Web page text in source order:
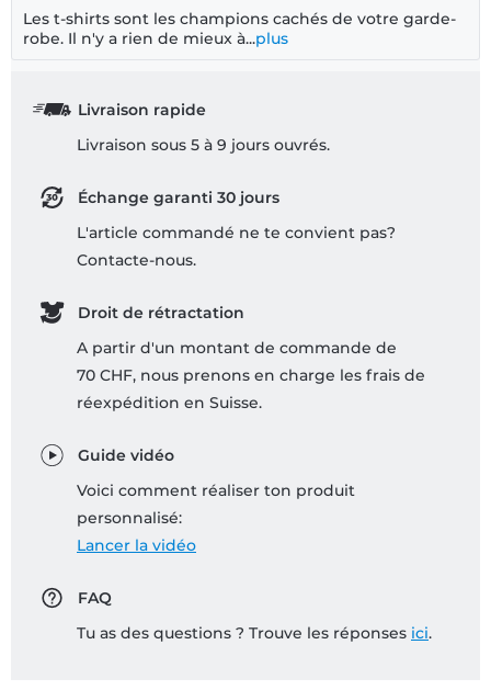
Les t-shirts sont les champions cachés de votre garde-
robe. Il n'y a rien de mieux à...plus
Livraison rapide
Livraison sous 5 à 9 jours ouvrés.
Échange garanti 30 jours
L'article commandé ne te convient pas?
Contacte-nous.
Droit de rétractation
A partir d'un montant de commande de
70 CHF, nous prenons en charge les frais de
réexpédition en Suisse.
Guide vidéo
Voici comment réaliser ton produit
personnalisé:
Lancer la vidéo
FAQ
Tu as des questions ? Trouve les réponses ici.